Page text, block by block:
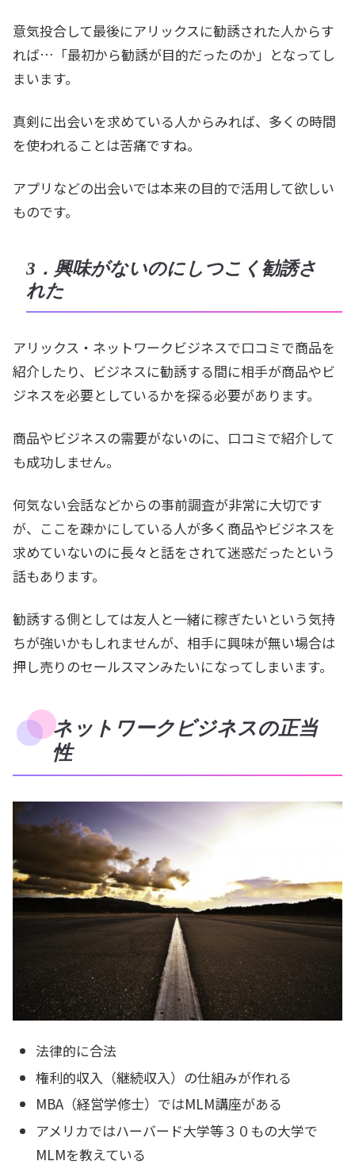
意気投合して最後にアリックスに勧誘された人からす
れば…「最初から勧誘が目的だったのか」となってし
まいます。
真剣に出会いを求めている人からみれば、多くの時間
を使われることは苦痛ですね。
アプリなどの出会いでは本来の目的で活用して欲しい
ものです。
3．興味がないのにしつこく勧誘さ
れた
アリックス・ネットワークビジネスで口コミで商品を
紹介したり、ビジネスに勧誘する間に相手が商品やビ
ジネスを必要としているかを探る必要があります。
商品やビジネスの需要がないのに、口コミで紹介して
も成功しません。
何気ない会話などからの事前調査が非常に大切です
が、ここを疎かにしている人が多く商品やビジネスを
求めていないのに長々と話をされて迷惑だったという
話もあります。
勧誘する側としては友人と一緒に稼ぎたいという気持
ちが強いかもしれませんが、相手に興味が無い場合は
押し売りのセールスマンみたいになってしまいます。
ネットワークビジネスの正当
性
法律的に合法
権利的収入（継続収入）の仕組みが作れる
MBA（経営学修士）ではMLM講座がある
アメリカではハーバード大学等３０もの大学で
MLMを教えている